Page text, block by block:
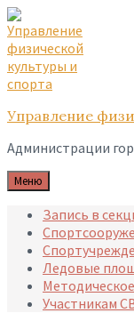
Skip
to
content
Skip
to
main
navigation
Skip
to
footer
Управление
Администрации
Меню
Запись в
Ледовые
Участникам